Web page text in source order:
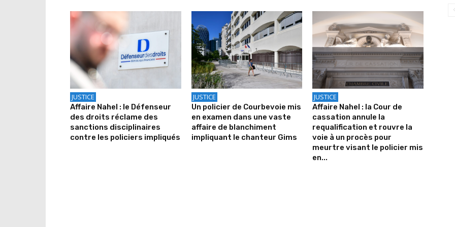
JUSTICE
Affaire Nahel : le Défenseur
des droits réclame des
sanctions disciplinaires
contre les policiers impliqués
JUSTICE
Un policier de Courbevoie mis
en examen dans une vaste
affaire de blanchiment
impliquant le chanteur Gims
JUSTICE
Affaire Nahel : la Cour de
cassation annule la
requalification et rouvre la
voie à un procès pour
meurtre visant le policier mis
en...